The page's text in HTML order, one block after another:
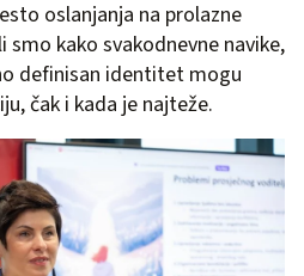
oslanjanja na prolazne
smo kako svakodnevne navike,
definisan identitet mogu
čak i kada je najteže.